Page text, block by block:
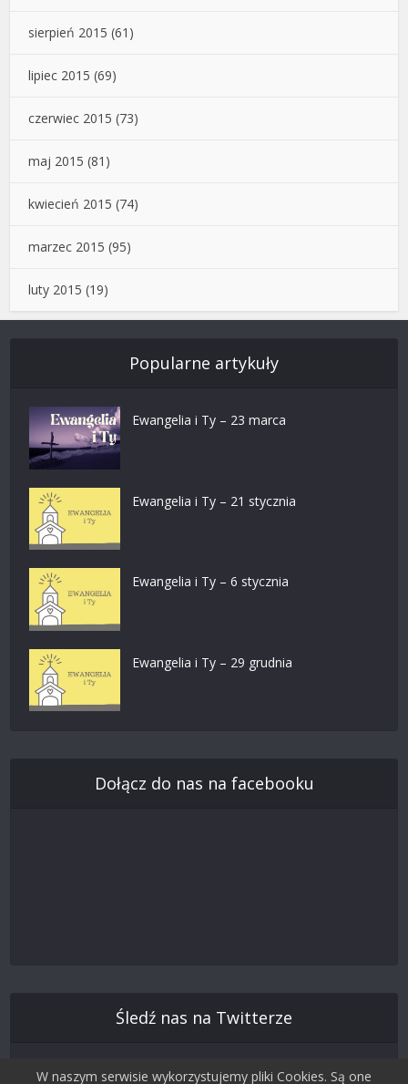
sierpień 2015 (61)
lipiec 2015 (69)
czerwiec 2015 (73)
maj 2015 (81)
kwiecień 2015 (74)
marzec 2015 (95)
luty 2015 (19)
Popularne artykuły
Ewangelia i Ty – 23 marca
Ewangelia i Ty – 21 stycznia
Ewangelia i Ty – 6 stycznia
Ewangelia i Ty – 29 grudnia
Dołącz do nas na facebooku
Śledź nas na Twitterze
W naszym serwisie wykorzystujemy pliki Cookies. Są one